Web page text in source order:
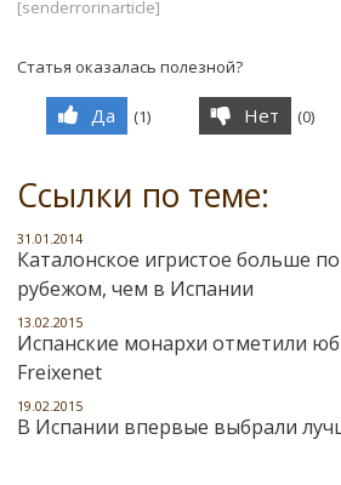
[senderrorinarticle]
Статья оказалась полезной?
Да (1) Нет (0)
Ссылки по теме:
31.01.2014
Каталонское игристое больше
рубежом, чем в Испании
13.02.2015
Испанские монархи отметили
Freixenet
19.02.2015
В Испании впервые выбрали